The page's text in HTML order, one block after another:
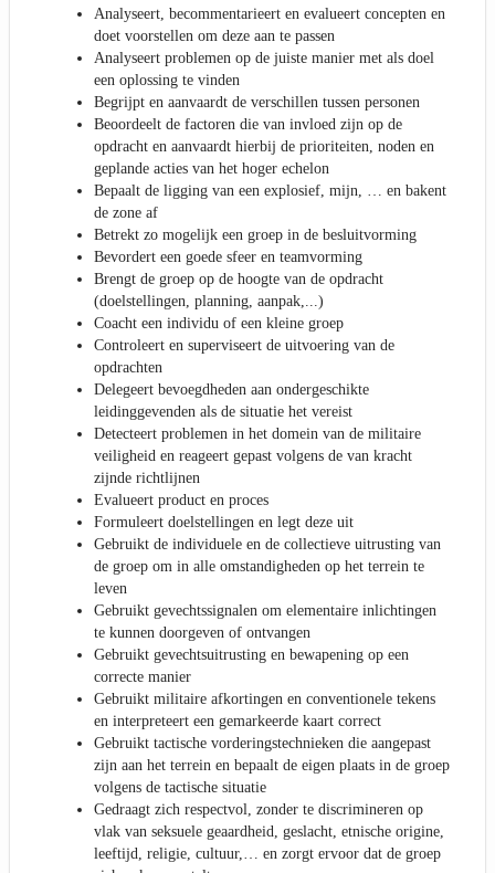
Analyseert, becommentarieert en evalueert concepten en
doet voorstellen om deze aan te passen
Analyseert problemen op de juiste manier met als doel
een oplossing te vinden
Begrijpt en aanvaardt de verschillen tussen personen
Beoordeelt de factoren die van invloed zijn op de
opdracht en aanvaardt hierbij de prioriteiten, noden en
geplande acties van het hoger echelon
Bepaalt de ligging van een explosief, mijn, … en bakent
de zone af
Betrekt zo mogelijk een groep in de besluitvorming
Bevordert een goede sfeer en teamvorming
Brengt de groep op de hoogte van de opdracht
(doelstellingen, planning, aanpak,...)
Coacht een individu of een kleine groep
Controleert en superviseert de uitvoering van de
opdrachten
Delegeert bevoegdheden aan ondergeschikte
leidinggevenden als de situatie het vereist
Detecteert problemen in het domein van de militaire
veiligheid en reageert gepast volgens de van kracht
zijnde richtlijnen
Evalueert product en proces
Formuleert doelstellingen en legt deze uit
Gebruikt de individuele en de collectieve uitrusting van
de groep om in alle omstandigheden op het terrein te
leven
Gebruikt gevechtssignalen om elementaire inlichtingen
te kunnen doorgeven of ontvangen
Gebruikt gevechtsuitrusting en bewapening op een
correcte manier
Gebruikt militaire afkortingen en conventionele tekens
en interpreteert een gemarkeerde kaart correct
Gebruikt tactische vorderingstechnieken die aangepast
zijn aan het terrein en bepaalt de eigen plaats in de groep
volgens de tactische situatie
Gedraagt zich respectvol, zonder te discrimineren op
vlak van seksuele geaardheid, geslacht, etnische origine,
leeftijd, religie, cultuur,… en zorgt ervoor dat de groep